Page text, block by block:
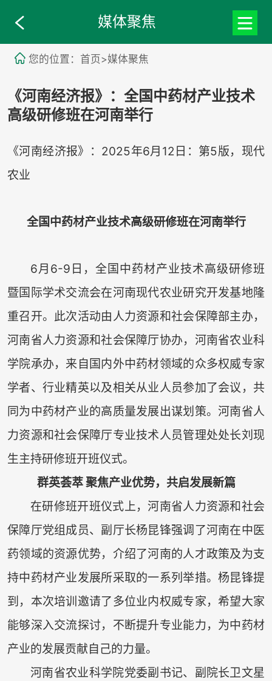
媒体聚焦
您的位置：首页>媒体聚焦
《河南经济报》：全国中药材产业技术
高级研修班在河南举行
《河南经济报》：2025年6月12日：第5版，现代
农业
全国中药材产业技术高级研修班在河南举行
6月6-9日，全国中药材产业技术高级研修班
暨国际学术交流会在河南现代农业研究开发基地隆
重召开。此次活动由人力资源和社会保障部主办，
河南省人力资源和社会保障厅协办，河南省农业科
学院承办，来自国内外中药材领域的众多权威专家
学者、行业精英以及相关从业人员参加了会议，共
同为中药材产业的高质量发展出谋划策。河南省人
力资源和社会保障厅专业技术人员管理处处长刘现
生主持研修班开班仪式。
群英荟萃 聚焦产业优势，共启发展新篇
在研修班开班仪式上，河南省人力资源和社会
保障厅党组成员、副厅长杨昆锋强调了河南在中医
药领域的资源优势，介绍了河南的人才政策及为支
持中药材产业发展所采取的一系列举措。杨昆锋提
到，本次培训邀请了多位业内权威专家，希望大家
能够深入交流探讨，不断提升专业能力，为中药材
产业的发展贡献自己的力量。
河南省农业科学院党委副书记、副院长卫文星